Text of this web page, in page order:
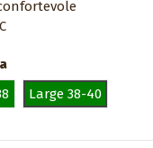
Large 38-40